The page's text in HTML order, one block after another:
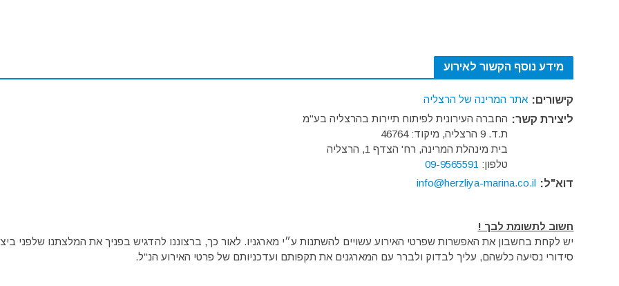
מידע נוסף הקשור לאירוע
קישורים: אתר המרינה של הרצליה
ליצירת קשר: החברה העירונית לפיתוח תיירות בהרצליה בע"מ
ת.ד. 9 הרצליה, מיקוד: 46764
בית מינהלת המרינה, רח' הצדף 1, הרצליה
טלפון: 09-9565591
דוא"ל: info@herzliya-marina.co.il
חשוב לתשומת לבך !
יש לקחת בחשבון את האפשרות שפרטי האירוע עשויים להשתנות ע״י מארגניו. לאור כך, ברצוננו להדגיש בפניך את המלצתנו שלפני
סידורי נסיעה כלשהם, עליך לבדוק ולברר עם המארגנים את תקפותם ועדכניותם של פרטי האירוע הנ"ל.